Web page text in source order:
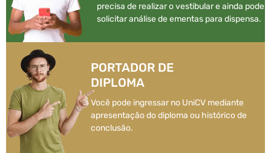
precisa de realizar o vestibular e ainda pode
solicitar análise de ementas para dispensa.
PORTADOR DE
DIPLOMA
Você pode ingressar no UniCV mediante
apresentação do diploma ou histórico de
conclusão.